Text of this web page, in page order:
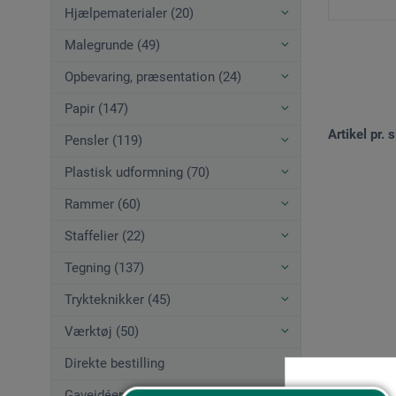
Hjælpematerialer (20)
Malegrunde (49)
Opbevaring, præsentation (24)
Papir (147)
Pensler (119)
Plastisk udformning (70)
Rammer (60)
Staffelier (22)
Tegning (137)
Trykteknikker (45)
Værktøj (50)
Direkte bestilling
Artikel pr.